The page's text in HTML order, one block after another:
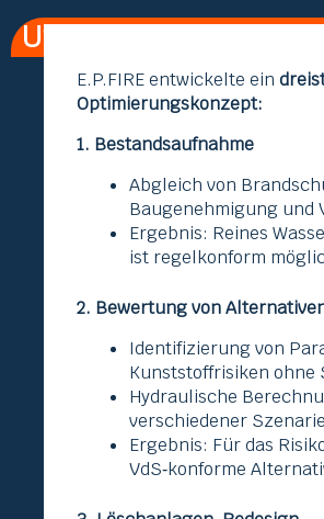
Unser Ansatz
E.P.FIRE entwickelte ein
Optimierungskonzept:
1. Bestandsaufnahme
Abgleich von
Baugenehmigung und
Ergebnis: Reines
ist regelkonform
2. Bewertung von
Identifizierung von
Kunststoffrisiken ohne
Hydraulische
verschiedener
Ergebnis: Für das
VdS‑konforme